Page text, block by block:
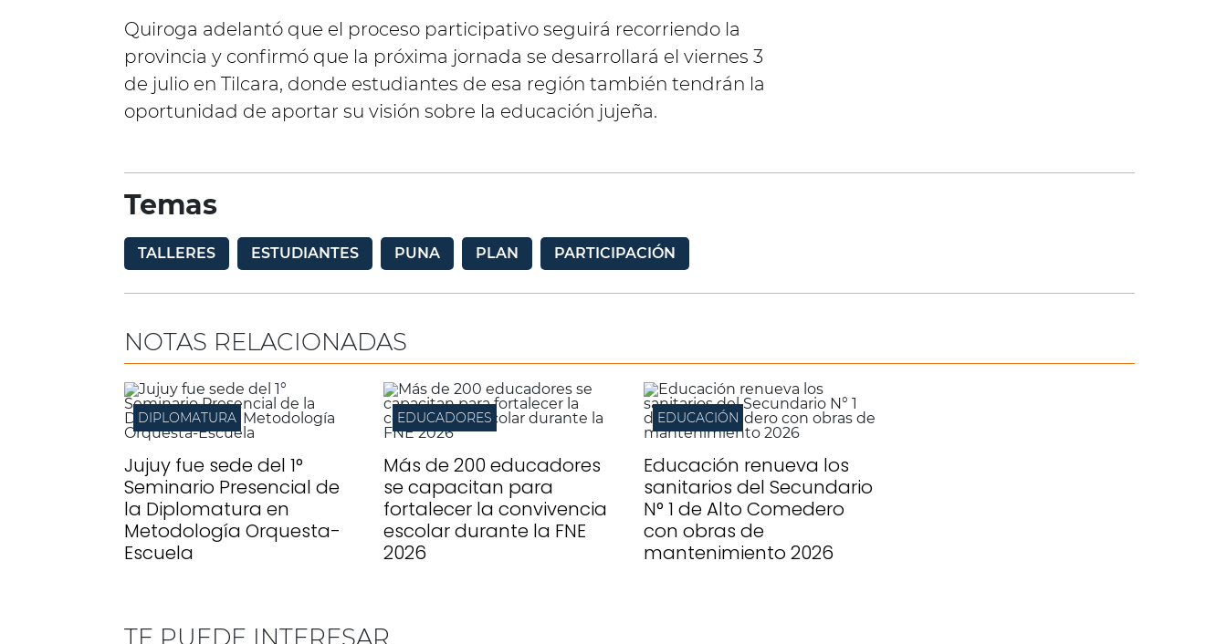
Quiroga adelantó que el proceso participativo seguirá recorriendo la
provincia y confirmó que la próxima jornada se desarrollará el viernes 3
de julio en Tilcara, donde estudiantes de esa región también tendrán la
oportunidad de aportar su visión sobre la educación jujeña.
Temas
TALLERES ESTUDIANTES PUNA PLAN PARTICIPACIÓN
NOTAS RELACIONADAS
DIPLOMATURA
Jujuy fue sede del 1°
Seminario Presencial de
la Diplomatura en
Metodología Orquesta-
Escuela
EDUCADORES
Más de 200 educadores
se capacitan para
fortalecer la convivencia
escolar durante la FNE
2026
EDUCACIÓN
Educación renueva los
sanitarios del Secundario
N° 1 de Alto Comedero
con obras de
mantenimiento 2026
TE PUEDE INTERESAR